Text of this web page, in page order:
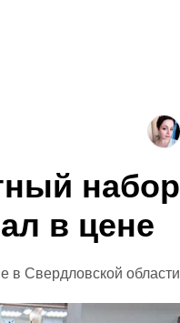
набор
в цене
в Свердловской области